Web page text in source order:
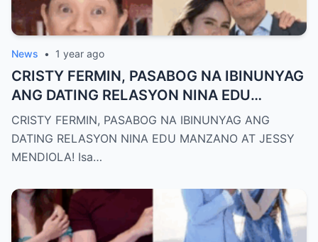
News • 1 year ago
CRISTY FERMIN, PASABOG NA IBINUNYAG
ANG DATING RELASYON NINA EDU
MANZANO AT JESSY MENDIOLA!
CRISTY FERMIN, PASABOG NA IBINUNYAG ANG
DATING RELASYON NINA EDU MANZANO AT JESSY
MENDIOLA! Isa…